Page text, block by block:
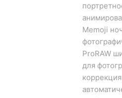
Memoji
ProRAW
для